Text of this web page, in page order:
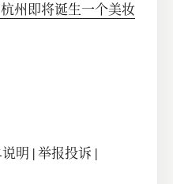
州即将诞生一个美妆
明 |举报投诉 |